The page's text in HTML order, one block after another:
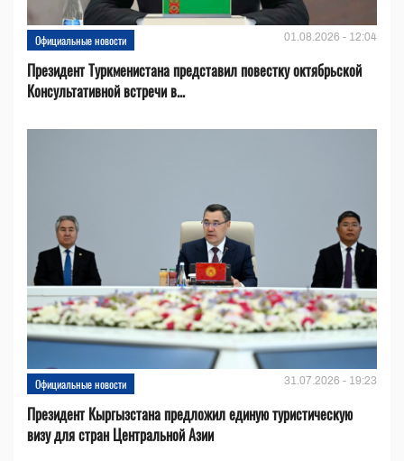
Официальные новости 01.08.2026 - 12:04
Президент Туркменистана представил повестку октябрьской
Консультативной встречи в...
Официальные новости 31.07.2026 - 19:23
Президент Кыргызстана предложил единую туристическую
визу для стран Центральной Азии